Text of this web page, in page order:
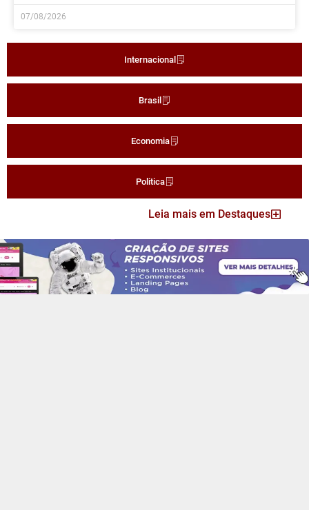
Internacional
Brasil
Economia
Politica
07/08/2026
Leia mais em Destaques